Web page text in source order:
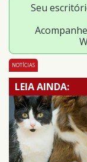
Seu
NOTÍCIAS
LEIA AINDA: